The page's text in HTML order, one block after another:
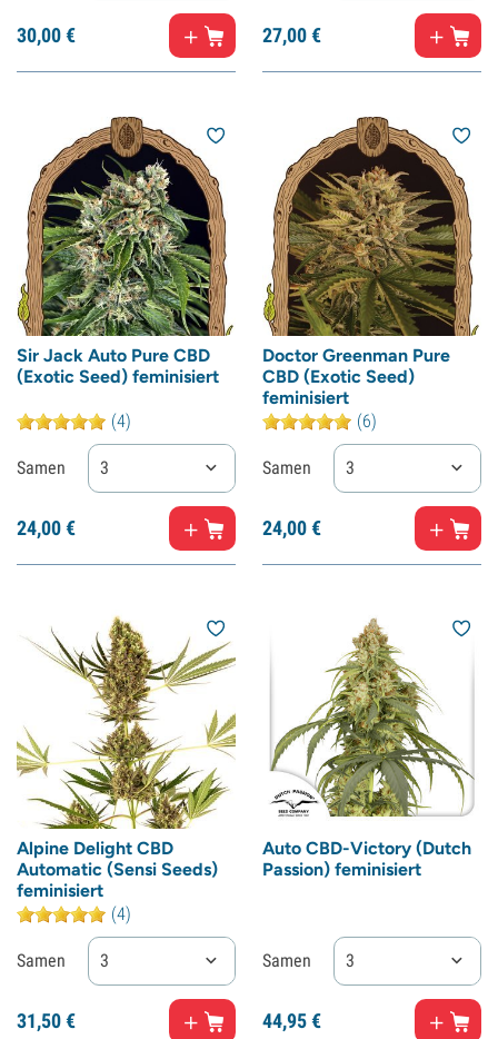
30,00€ 27,00€
Sir Jack Auto Pure CBD
(Exotic Seed) feminisiert
(4)
Samen 3
24,00€
Doctor Greenman Pure
CBD (Exotic Seed)
feminisiert
(6)
Samen 3
24,00€
Alpine Delight CBD
Automatic (Sensi Seeds)
feminisiert
(4)
Samen 3
31,50€
Auto CBD-Victory (Dutch
Passion) feminisiert
Samen 3
44,95€